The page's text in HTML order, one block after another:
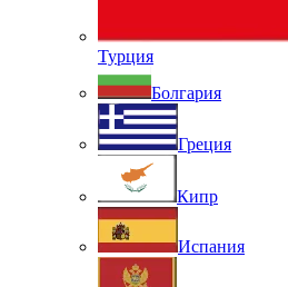
Турция
Болгария
Греция
Кипр
Испания